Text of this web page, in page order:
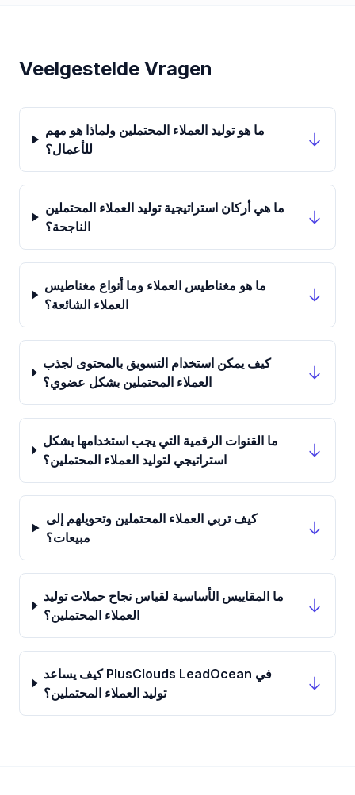
Veelgestelde Vragen
ما هو توليد العملاء المحتملين ولماذا هو مهم
للأعمال؟
ما هي أركان استراتيجية توليد العملاء المحتملين
الناجحة؟
ما هو مغناطيس العملاء وما أنواع مغناطيس
العملاء الشائعة؟
كيف يمكن استخدام التسويق بالمحتوى لجذب
العملاء المحتملين بشكل عضوي؟
ما القنوات الرقمية التي يجب استخدامها بشكل
استراتيجي لتوليد العملاء المحتملين؟
كيف تربي العملاء المحتملين وتحويلهم إلى
مبيعات؟
ما المقاييس الأساسية لقياس نجاح حملات توليد
العملاء المحتملين؟
كيف يساعد PlusClouds LeadOcean في
توليد العملاء المحتملين؟